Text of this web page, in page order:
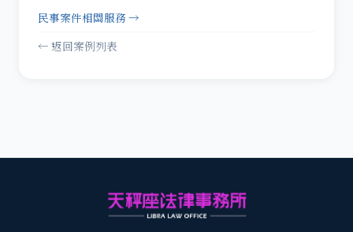
民事案件相關服務 →
← 返回案例列表